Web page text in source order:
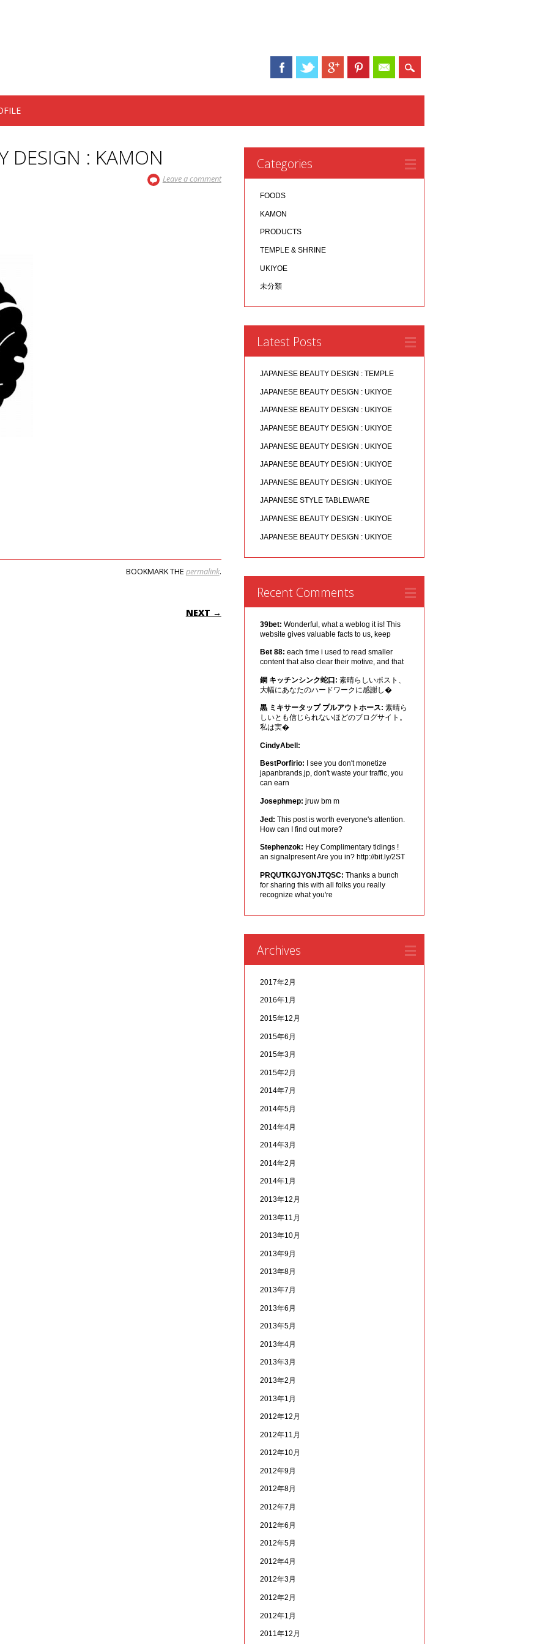
DESIGN : KAMON
Leave a comment
BOOKMARK THE permalink.
NEXT →
Categories
FOODS
KAMON
PRODUCTS
TEMPLE & SHRINE
UKIYOE
未分類
Latest Posts
JAPANESE BEAUTY DESIGN : TEMPLE
JAPANESE BEAUTY DESIGN : UKIYOE
JAPANESE BEAUTY DESIGN : UKIYOE
JAPANESE BEAUTY DESIGN : UKIYOE
JAPANESE BEAUTY DESIGN : UKIYOE
JAPANESE BEAUTY DESIGN : UKIYOE
JAPANESE BEAUTY DESIGN : UKIYOE
JAPANESE STYLE TABLEWARE
JAPANESE BEAUTY DESIGN : UKIYOE
JAPANESE BEAUTY DESIGN : UKIYOE
Recent Comments
39bet: Wonderful, what a weblog it is! This
website gives valuable facts to us, keep
Bet 88: each time i used to read smaller
content that also clear their motive, and that
銅 キッチンシンク蛇口: 素晴らしいポスト、
大幅にあなたのハードワークに感謝し�
黒 ミキサータップ プルアウトホース: 素晴ら
しいとも信じられないほどのブログサイト。
私は実�
CindyAbell:
BestPorfirio: I see you don't monetize
japanbrands.jp, don't waste your traffic, you
can earn
Josephmep: jruw bm m
Jed: This post is worth everyone's attention.
How can I find out more?
Stephenzok: Hey Complimentary tidings !
an signalpresent Are you in? http://bit.ly/2ST
PRQUTKGJYGNJTQSC: Thanks a bunch
for sharing this with all folks you really
recognize what you're
Archives
2017年2月
2016年1月
2015年12月
2015年6月
2015年3月
2015年2月
2014年7月
2014年5月
2014年4月
2014年3月
2014年2月
2014年1月
2013年12月
2013年11月
2013年10月
2013年9月
2013年8月
2013年7月
2013年6月
2013年5月
2013年4月
2013年3月
2013年2月
2013年1月
2012年12月
2012年11月
2012年10月
2012年9月
2012年8月
2012年7月
2012年6月
2012年5月
2012年4月
2012年3月
2012年2月
2012年1月
2011年12月